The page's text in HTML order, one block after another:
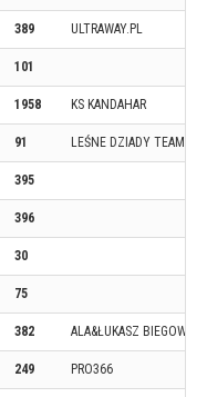
389 ULTRAWAY.PL
101
1958 KS KANDAHAR
91 LEŚNE DZIADY TEAM
395
396
30
75
382 ALA&ŁUKASZ BIEGOWA
249 PRO366